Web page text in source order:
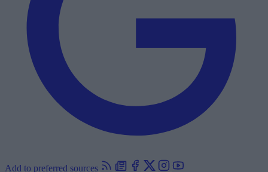
Add to preferred sources